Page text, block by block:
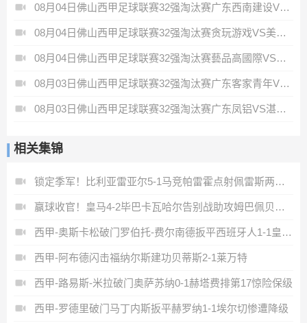
08月04日佛山西甲足球联赛32强淘汰赛广东西南建设VS香港圣徒全场录像
08月04日佛山西甲足球联赛32强淘汰赛贪玩游戏VS美的薪火全场录像
08月04日佛山西甲足球联赛32强淘汰赛藝品高國際VS湛江狂狼·粵辉能源全场录像
08月03日佛山西甲足球联赛32强淘汰赛广东客家青年VS广州英华思力U17全场录像
08月03日佛山西甲足球联赛32强淘汰赛广东凤铝VS湛江八部科技全场录像
相关集锦
锁定季军！比利亚雷亚尔5-1马竞帕雷霍点射佩雷斯两射一传
赢球收官！皇马4-2毕巴卡瓦哈尔告别战助攻姆巴佩贝林厄姆破门
西甲-奥斯卡松破门罗伯托-费尔南德扳平西班牙人1-1皇家社会
西甲-阿布德闪击福纳尔斯建功贝蒂斯2-1莱万特
西甲-路易斯-米拉破门奥萨苏纳0-1赫塔费排第17惊险保级
西甲-罗德里破门马丁内斯扳平赫罗纳1-1埃尔切惨遭降级